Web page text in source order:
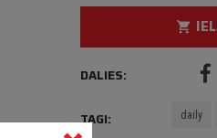
shopping_cart
DALIES:
TAGI: daily